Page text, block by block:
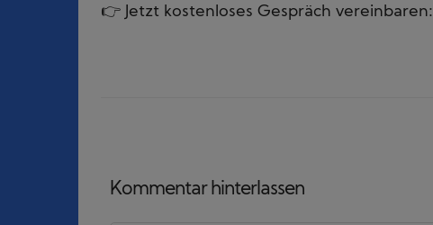
👉 Jetzt kostenloses Gespräch vereinbaren:
Kommentar hinterlassen